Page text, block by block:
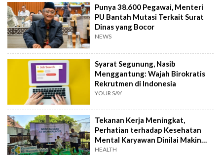
Punya 38.600 Pegawai, Menteri
PU Bantah Mutasi Terkait Surat
Dinas yang Bocor
NEWS
Syarat Segunung, Nasib
Menggantung: Wajah Birokratis
Rekrutmen di Indonesia
YOUR SAY
Tekanan Kerja Meningkat,
Perhatian terhadap Kesehatan
Mental Karyawan Dinilai Makin
Mendesak
HEALTH